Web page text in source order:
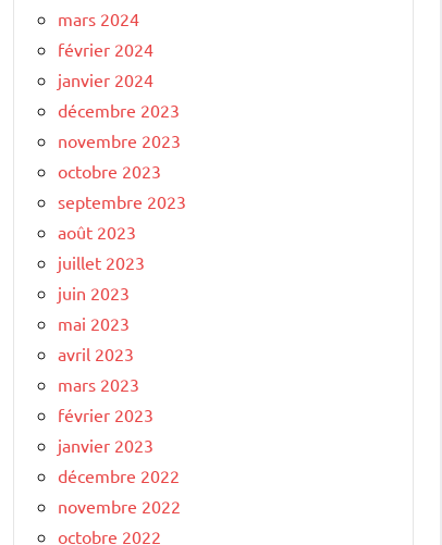
mars 2024
février 2024
janvier 2024
décembre 2023
novembre 2023
octobre 2023
septembre 2023
août 2023
juillet 2023
juin 2023
mai 2023
avril 2023
mars 2023
février 2023
janvier 2023
décembre 2022
novembre 2022
octobre 2022